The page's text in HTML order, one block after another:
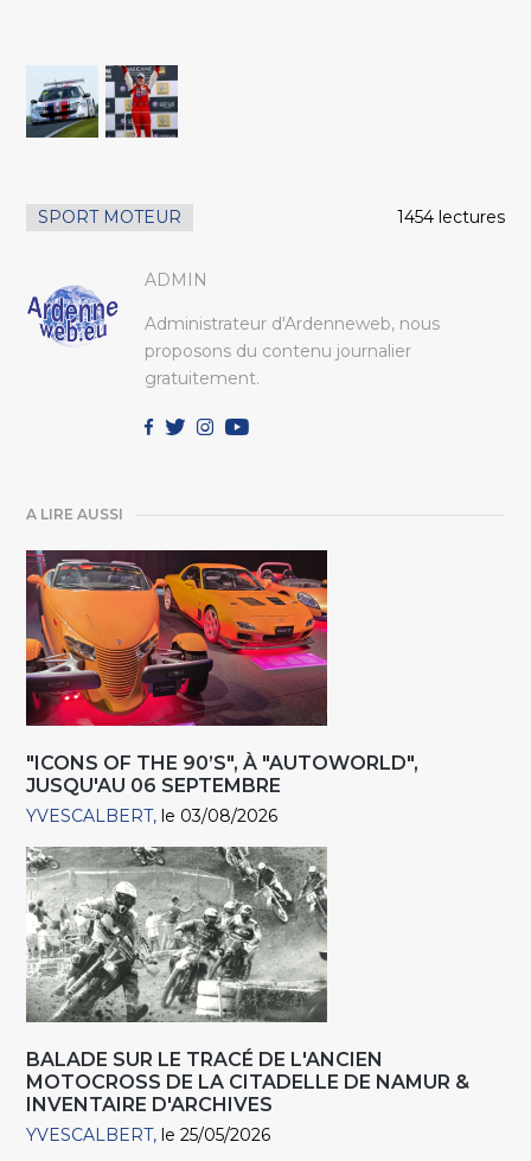
SPORT MOTEUR 1454 lectures
ADMIN
Administrateur d'Ardenneweb, nous
proposons du contenu journalier
gratuitement.
A LIRE AUSSI
"ICONS OF THE 90’S", À "AUTOWORLD",
JUSQU'AU 06 SEPTEMBRE
YVESCALBERT le 03/08/2026
BALADE SUR LE TRACÉ DE L'ANCIEN
MOTOCROSS DE LA CITADELLE DE NAMUR &
INVENTAIRE D'ARCHIVES
YVESCALBERT le 25/05/2026